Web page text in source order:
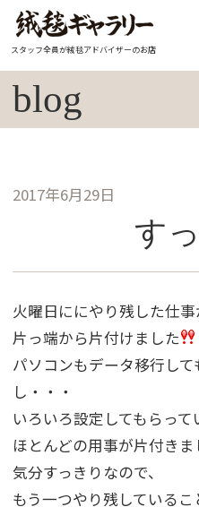
スタッフ全員が絨毯アドバイザーのお店
blog
2017年6月29日
す
火曜日ににやり残した仕事
片っ端から片付けました
パソコンもデータ移行し
し・・・
いろいろ設定してもらって
ほとんどの用事が片付きま
気分すっきりなので、
もう一つやり残しているこ